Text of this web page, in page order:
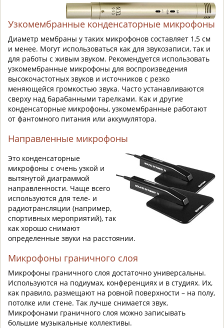
Узкомембранные конденсаторные микрофоны
Диаметр мембраны у таких микрофонов составляет 1,5 см
и менее. Могут использоваться как для звукозаписи, так и
для работы с живым звуком. Рекомендуется использовать
узкомембранные микрофоны для воспроизведения
высокочастотных звуков и источников с резко
меняющейся громкостью звука. Часто устанавливаются
сверху над барабанными тарелками. Как и другие
конденсаторные микрофоны, узкомембранные работают
от фантомного питания или аккумулятора.
Направленные микрофоны
Это конденсаторные
микрофоны с очень узкой и
вытянутой диаграммой
направленности. Чаще всего
используются для теле- и
радиотрансляции (например,
спортивных мероприятий), так
как хорошо снимают
определенные звуки на расстоянии.
Микрофоны граничного слоя
Микрофоны граничного слоя достаточно универсальны.
Используются на подиумах, конференциях и в студиях. Их,
как правило, размещают на ровной поверхности – на полу,
потолке или стене. Так лучше снимается звук.
Микрофонами граничного слоя можно записывать
большие музыкальные коллективы.